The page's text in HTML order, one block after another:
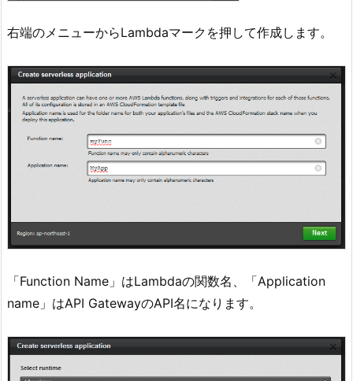
右端のメニューからLambdaマークを押して作成します。
「Function Name」はLambdaの関数名、「Application
name」はAPI GatewayのAPI名になります。